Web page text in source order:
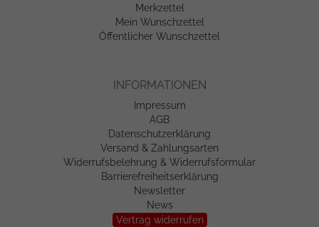
Merkzettel
Mein Wunschzettel
Öffentlicher Wunschzettel
INFORMATIONEN
Impressum
AGB
Datenschutzerklärung
Versand & Zahlungsarten
Widerrufsbelehrung & Widerrufsformular
Barrierefreiheitserklärung
Newsletter
News
Vertrag widerrufen